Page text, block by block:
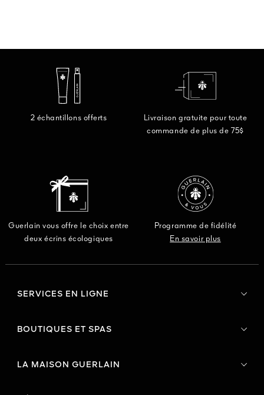
2 échantillons offerts
Livraison gratuite pour toute
commande de plus de 75$
Guerlain vous offre le choix entre
deux écrins écologiques
Programme de fidélité
En savoir plus
SERVICES EN LIGNE
BOUTIQUES ET SPAS
LA MAISON GUERLAIN